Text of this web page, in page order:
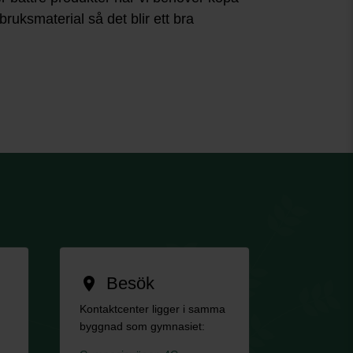
så det blir ett bra
location_on Besök
Kontaktcenter ligger i samma
byggnad som gymnasiet: